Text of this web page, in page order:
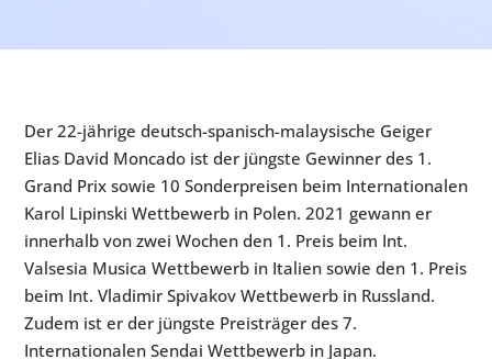
Der 22-jährige deutsch-spanisch-malaysische Geiger
Elias David Moncado ist der jüngste Gewinner des 1.
Grand Prix sowie 10 Sonderpreisen beim Internationalen
Karol Lipinski Wettbewerb in Polen. 2021 gewann er
innerhalb von zwei Wochen den 1. Preis beim Int.
Valsesia Musica Wettbewerb in Italien sowie den 1. Preis
beim Int. Vladimir Spivakov Wettbewerb in Russland.
Zudem ist er der jüngste Preisträger des 7.
Internationalen Sendai Wettbewerb in Japan.